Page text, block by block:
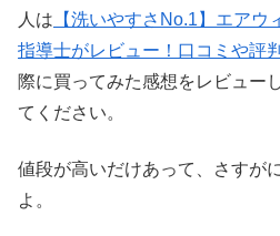
人は 【洗いやすさNo.1】エア
指導士がレビュー！口コミや評
際に買ってみた感想をレビュー
てください。
値段が高いだけあって、さすが
よ。